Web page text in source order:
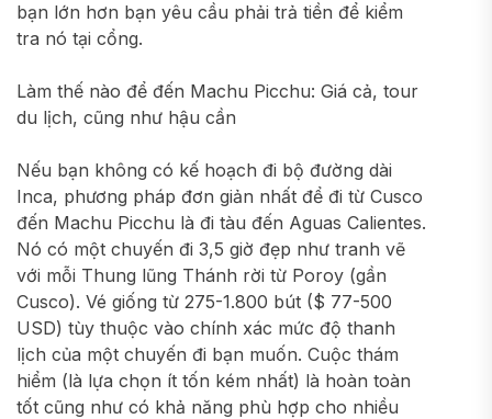
bạn lớn hơn bạn yêu cầu phải trả tiền để kiểm
tra nó tại cổng.
Làm thế nào để đến Machu Picchu: Giá cả, tour
du lịch, cũng như hậu cần
Nếu bạn không có kế hoạch đi bộ đường dài
Inca, phương pháp đơn giản nhất để đi từ Cusco
đến Machu Picchu là đi tàu đến Aguas Calientes.
Nó có một chuyến đi 3,5 giờ đẹp như tranh vẽ
với mỗi Thung lũng Thánh rời từ Poroy (gần
Cusco). Vé giống từ 275-1.800 bút ($ 77-500
USD) tùy thuộc vào chính xác mức độ thanh
lịch của một chuyến đi bạn muốn. Cuộc thám
hiểm (là lựa chọn ít tốn kém nhất) là hoàn toàn
tốt cũng như có khả năng phù hợp cho nhiều